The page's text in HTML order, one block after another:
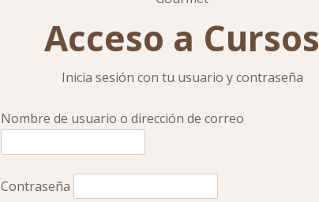
Acceso a Cursos
Inicia sesión con tu usuario y contraseña
Nombre de usuario o dirección de correo
Contraseña